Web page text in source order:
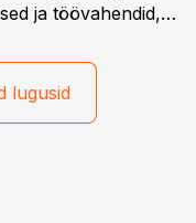
ja töövahendid,
tarbesõidukeid
Vehoga on
osaks ettevõtte
lugusid